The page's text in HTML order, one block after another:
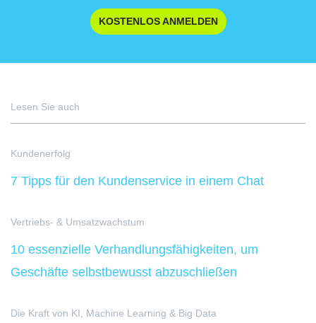
KOSTENLOS ANMELDEN
Lesen Sie auch
Kundenerfolg
7 Tipps für den Kundenservice in einem Chat
Vertriebs- & Umsatzwachstum
10 essenzielle Verhandlungsfähigkeiten, um
Geschäfte selbstbewusst abzuschließen
Die Kraft von KI, Machine Learning & Big Data